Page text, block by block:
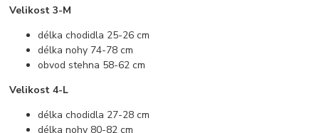
Velikost 3-M
délka chodidla 25-26 cm
délka nohy 74-78 cm
obvod stehna 58-62 cm
Velikost 4-L
délka chodidla 27-28 cm
délka nohy 80-82 cm